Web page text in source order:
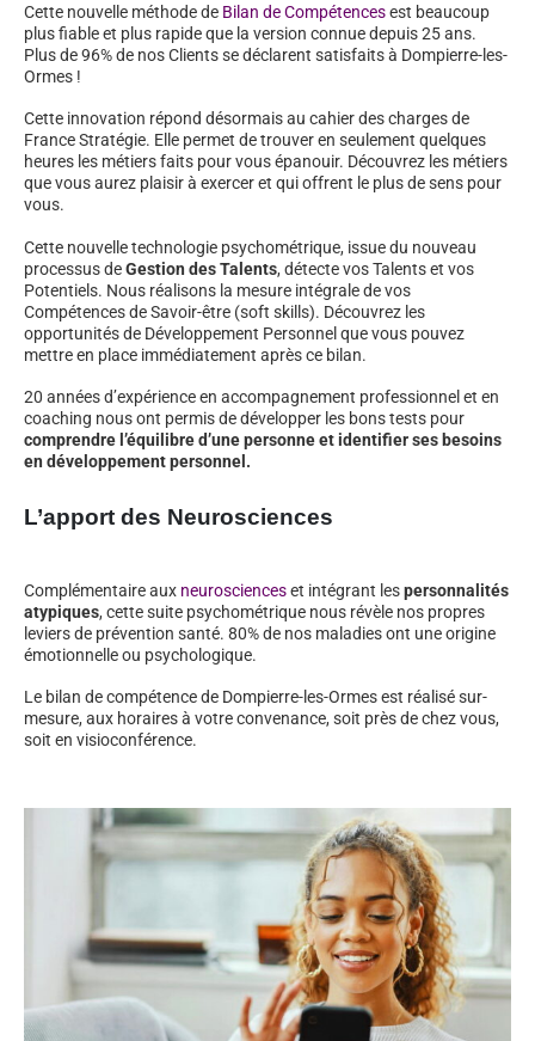
Cette nouvelle méthode de Bilan de Compétencesest beaucoup
plus fiable et plus rapide que la version connue depuis 25 ans.
Plus de 96% de nos Clients se déclarent satisfaits à Dompierre-les-
Ormes !
Cette innovation répond désormais au cahier des charges de
France Stratégie. Elle permet de trouver en seulement quelques
heures les métiers faits pour vous épanouir. Découvrez les métiers
que vous aurez plaisir à exercer et qui offrent le plus de sens pour
vous.
Cette nouvelle technologie psychométrique, issue du nouveau
processus deGestion des Talents, détecte vos Talents et vos
Potentiels. Nous réalisons la mesure intégrale de vos
Compétences de Savoir-être (soft skills). Découvrez les
opportunités de Développement Personnel que vous pouvez
mettre en place immédiatement après ce bilan.
20 années d’expérience en accompagnement professionnel et en
coaching nous ont permis de développer les bons tests pour
comprendre l’équilibre d’une personne et identifier ses besoins
en développement personnel.
L’apport des Neurosciences
Complémentaire aux neuroscienceset intégrant lespersonnalités
atypiques, cette suite psychométrique nous révèle nos propres
leviers de prévention santé. 80% de nos maladies ont une origine
émotionnelle ou psychologique.
Le bilan de compétence de Dompierre-les-Ormes est réalisé sur-
mesure, aux horaires à votre convenance, soit près de chez vous,
soit en visioconférence.